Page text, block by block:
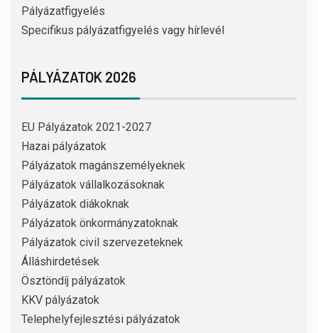
Pályázatfigyelés
Specifikus pályázatfigyelés vagy hírlevél
PÁLYÁZATOK 2026
EU Pályázatok 2021-2027
Hazai pályázatok
Pályázatok magánszemélyeknek
Pályázatok vállalkozásoknak
Pályázatok diákoknak
Pályázatok önkormányzatoknak
Pályázatok civil szervezeteknek
Álláshirdetések
Ösztöndíj pályázatok
KKV pályázatok
Telephelyfejlesztési pályázatok